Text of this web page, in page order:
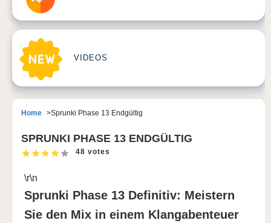
VIDEOS
Home Sprunki Phase 13 Endgültig
SPRUNKI PHASE 13 ENDGÜLTIG
48 votes
\r\n
Sprunki Phase 13 Definitiv: Meistern
Sie den Mix in einem Klangabenteuer